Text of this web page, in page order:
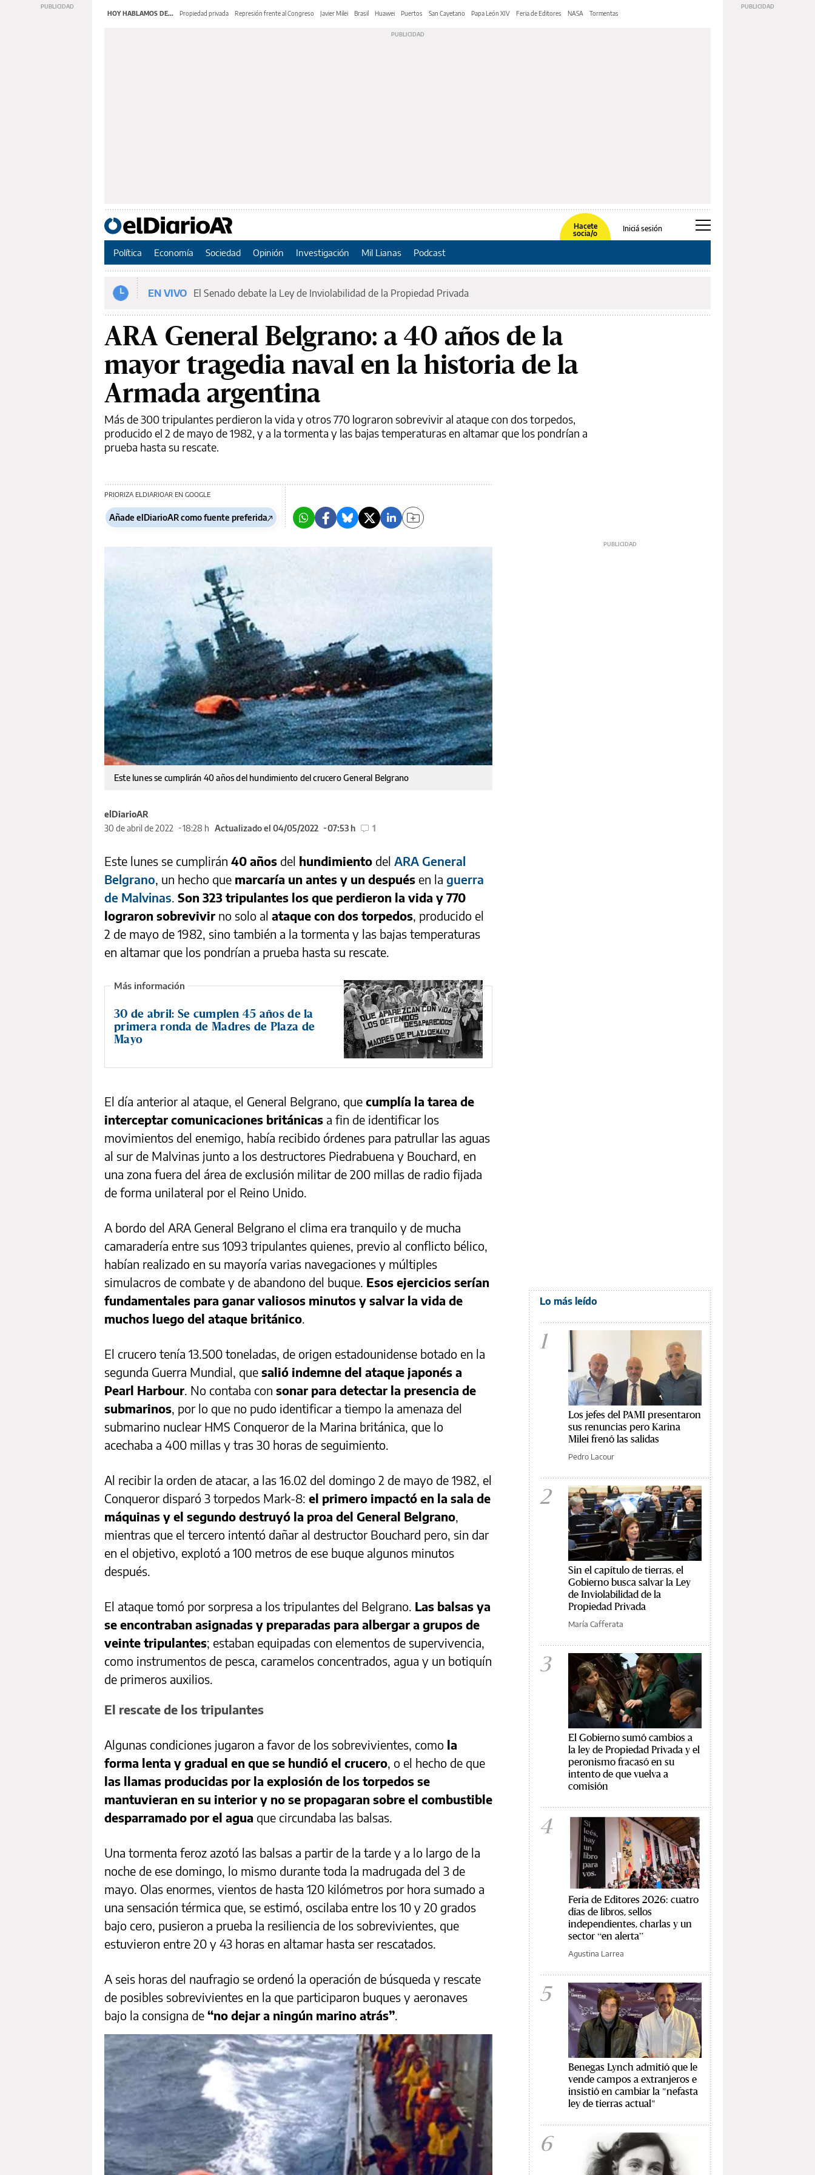
HOY HABLAMOS DE... Propiedad privada Represión frente al Congreso Javier Milei Brasil Huawei Puertos San Cayetano Papa León XIV Feria de Editores NASA Tormentas
Hacete
socia/o
Iniciá sesión
Política Economía Sociedad Opinión Investigación Mil Lianas Podcast
EN VIVO El Senado debate la Ley de Inviolabilidad de la Propiedad Privada
ARA General Belgrano: a 40 años de la
mayor tragedia naval en la historia de la
Armada argentina
Más de 300 tripulantes perdieron la vida y otros 770 lograron sobrevivir al ataque con dos torpedos,
producido el 2 de mayo de 1982, y a la tormenta y las bajas temperaturas en altamar que los pondrían a
prueba hasta su rescate.
PRIORIZA ELDIARIOAR EN GOOGLE
Añade elDiarioAR como fuente preferida
Este lunes se cumplirán 40 años del hundimiento del crucero General Belgrano
elDiarioAR
30 de abril de 2022
18:28 h Actualizado el 04/05/2022 07:53 h 1
Este lunes se cumplirán 40 años del hundimiento del ARA General
Belgrano, un hecho que marcaría un antes y un después en la guerra
de Malvinas. Son 323 tripulantes los que perdieron la vida y 770
lograron sobrevivir no solo al ataque con dos torpedos, producido el
2 de mayo de 1982, sino también a la tormenta y las bajas temperaturas
en altamar que los pondrían a prueba hasta su rescate.
30 de abril: Se cumplen 45 años de la
primera ronda de Madres de Plaza de
Mayo
El día anterior al ataque, el General Belgrano, que cumplía la tarea de
interceptar comunicaciones británicas a fin de identificar los
movimientos del enemigo, había recibido órdenes para patrullar las aguas
al sur de Malvinas junto a los destructores Piedrabuena y Bouchard, en
una zona fuera del área de exclusión militar de 200 millas de radio fijada
de forma unilateral por el Reino Unido.
A bordo del ARA General Belgrano el clima era tranquilo y de mucha
camaradería entre sus 1093 tripulantes quienes, previo al conflicto bélico,
habían realizado en su mayoría varias navegaciones y múltiples
simulacros de combate y de abandono del buque. Esos ejercicios serían
fundamentales para ganar valiosos minutos y salvar la vida de
muchos luego del ataque británico.
El crucero tenía 13.500 toneladas, de origen estadounidense botado en la
segunda Guerra Mundial, que salió indemne del ataque japonés a
Pearl Harbour. No contaba con sonar para detectar la presencia de
submarinos, por lo que no pudo identificar a tiempo la amenaza del
submarino nuclear HMS Conqueror de la Marina británica, que lo
acechaba a 400 millas y tras 30 horas de seguimiento.
Al recibir la orden de atacar, a las 16.02 del domingo 2 de mayo de 1982, el
Conqueror disparó 3 torpedos Mark-8: el primero impactó en la sala de
máquinas y el segundo destruyó la proa del General Belgrano,
mientras que el tercero intentó dañar al destructor Bouchard pero, sin dar
en el objetivo, explotó a 100 metros de ese buque algunos minutos
después.
El ataque tomó por sorpresa a los tripulantes del Belgrano. Las balsas ya
se encontraban asignadas y preparadas para albergar a grupos de
veinte tripulantes; estaban equipadas con elementos de supervivencia,
como instrumentos de pesca, caramelos concentrados, agua y un botiquín
de primeros auxilios.
El rescate de los tripulantes
Algunas condiciones jugaron a favor de los sobrevivientes, como la
forma lenta y gradual en que se hundió el crucero, o el hecho de que
las llamas producidas por la explosión de los torpedos se
mantuvieran en su interior y no se propagaran sobre el combustible
desparramado por el agua que circundaba las balsas.
Una tormenta feroz azotó las balsas a partir de la tarde y a lo largo de la
noche de ese domingo, lo mismo durante toda la madrugada del 3 de
mayo. Olas enormes, vientos de hasta 120 kilómetros por hora sumado a
una sensación térmica que, se estimó, oscilaba entre los 10 y 20 grados
bajo cero, pusieron a prueba la resiliencia de los sobrevivientes, que
estuvieron entre 20 y 43 horas en altamar hasta ser rescatados.
A seis horas del naufragio se ordenó la operación de búsqueda y rescate
de posibles sobrevivientes en la que participaron buques y aeronaves
bajo la consigna de “no dejar a ningún marino atrás”.
Lo más leído
1
Los jefes del PAMI presentaron
sus renuncias pero Karina
Milei frenó las salidas
Pedro Lacour
2
Sin el capítulo de tierras, el
Gobierno busca salvar la Ley
de Inviolabilidad de la
Propiedad Privada
María Cafferata
3
El Gobierno sumó cambios a
la ley de Propiedad Privada y el
peronismo fracasó en su
intento de que vuelva a
comisión
4
Feria de Editores 2026: cuatro
días de libros, sellos
independientes, charlas y un
sector “en alerta”
Agustina Larrea
5
Benegas Lynch admitió que le
vende campos a extranjeros e
insistió en cambiar la "nefasta
ley de tierras actual"
6